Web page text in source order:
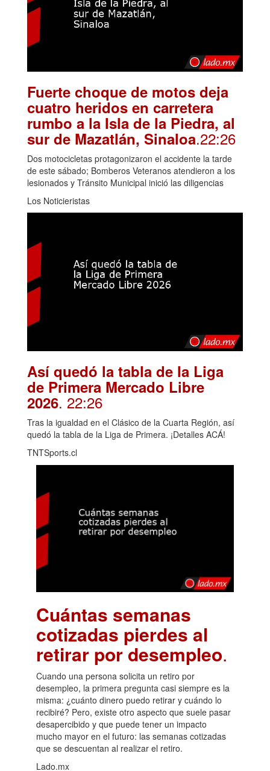
Fuerte choque de motos deja
cuatro heridos en carretera
rumbo a la Isla de la Piedra, al
sur de Mazatlán, Sinaloa.22:26
Dos motocicletas protagonizaron el accidente la tarde
de este sábado; Bomberos Veteranos atendieron a los
lesionados y Tránsito Municipal inició las diligencias
Los Noticieristas
Así quedó la tabla de la Liga
de Primera Mercado Libre
2026. 22:26
Tras la igualdad en el Clásico de la Cuarta Región, así
quedó la tabla de la Liga de Primera. ¡Detalles ACÁ!
TNTSports.cl
Cuántas semanas
cotizadas pierdes al
retirar por desempleo.
Cuando una persona solicita un retiro por
desempleo, la primera pregunta casi siempre es la
misma: ¿cuánto dinero puedo retirar y cuándo lo
recibiré? Pero, existe otro aspecto que suele pasar
desapercibido y que puede tener un impacto
mucho mayor en el futuro: las semanas cotizadas
que se descuentan al realizar el retiro.
Lado.mx